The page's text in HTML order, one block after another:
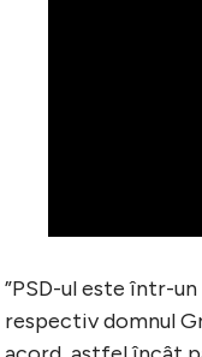
”PSD-ul este într-
respectiv domnul